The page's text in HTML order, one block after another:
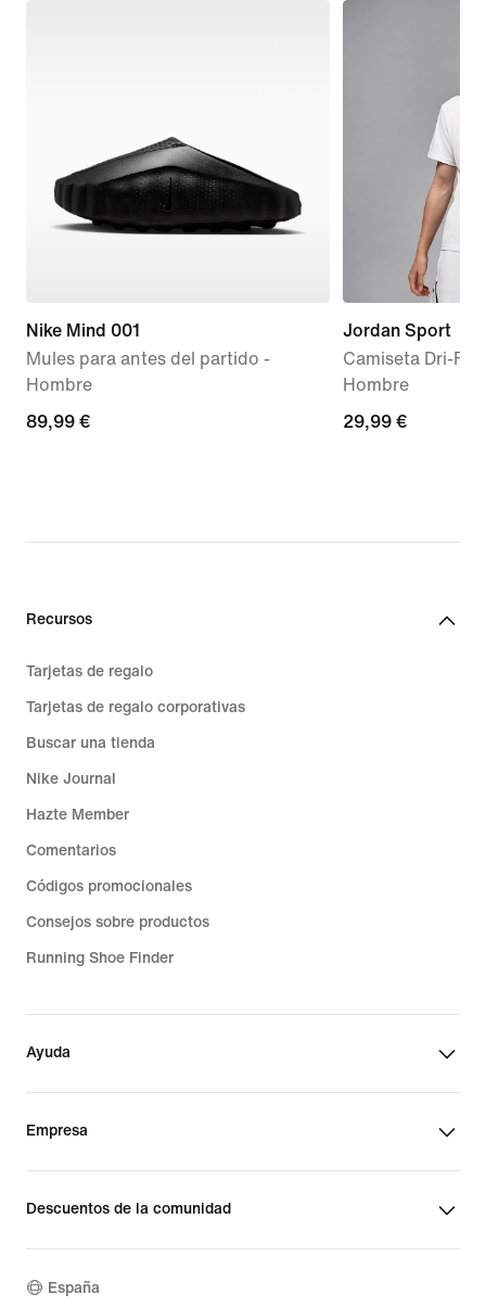
Nike Mind 001
Mules para antes del partido -
Hombre
89,99 €
89,99 €
Jordan Sport
Camiseta Dri-
Hombre
29,99 €
29,99 €
Recursos
Tarjetas de regalo
Tarjetas de regalo corporativas
Buscar una tienda
Nike Journal
Hazte Member
Comentarios
Códigos promocionales
Consejos sobre productos
Running Shoe Finder
Ayuda
Empresa
Descuentos de la comunidad
España